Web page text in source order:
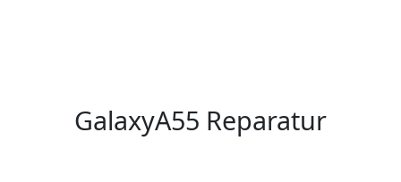
GalaxyA55 Reparatur